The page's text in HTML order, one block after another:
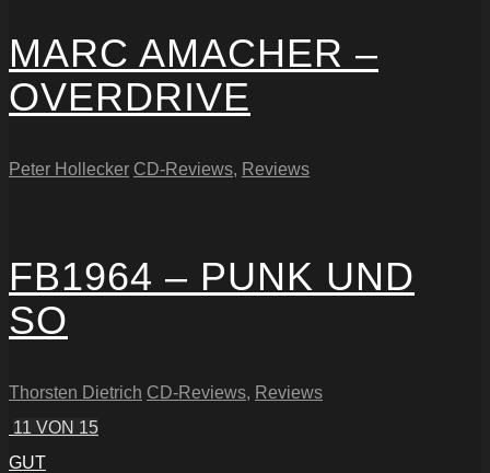
MARC AMACHER –
OVERDRIVE
Peter Hollecker CD-Reviews, Reviews
FB1964 – PUNK UND
SO
Thorsten Dietrich CD-Reviews, Reviews
11 VON 15
GUT